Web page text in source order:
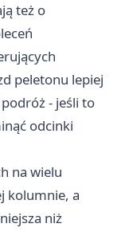
też o
peletonu lepiej
- jeśli to
odcinki
na wielu
kolumnie, a
niż